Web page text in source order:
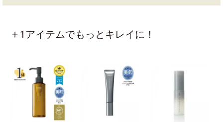
＋1アイテムでもっとキレイに！